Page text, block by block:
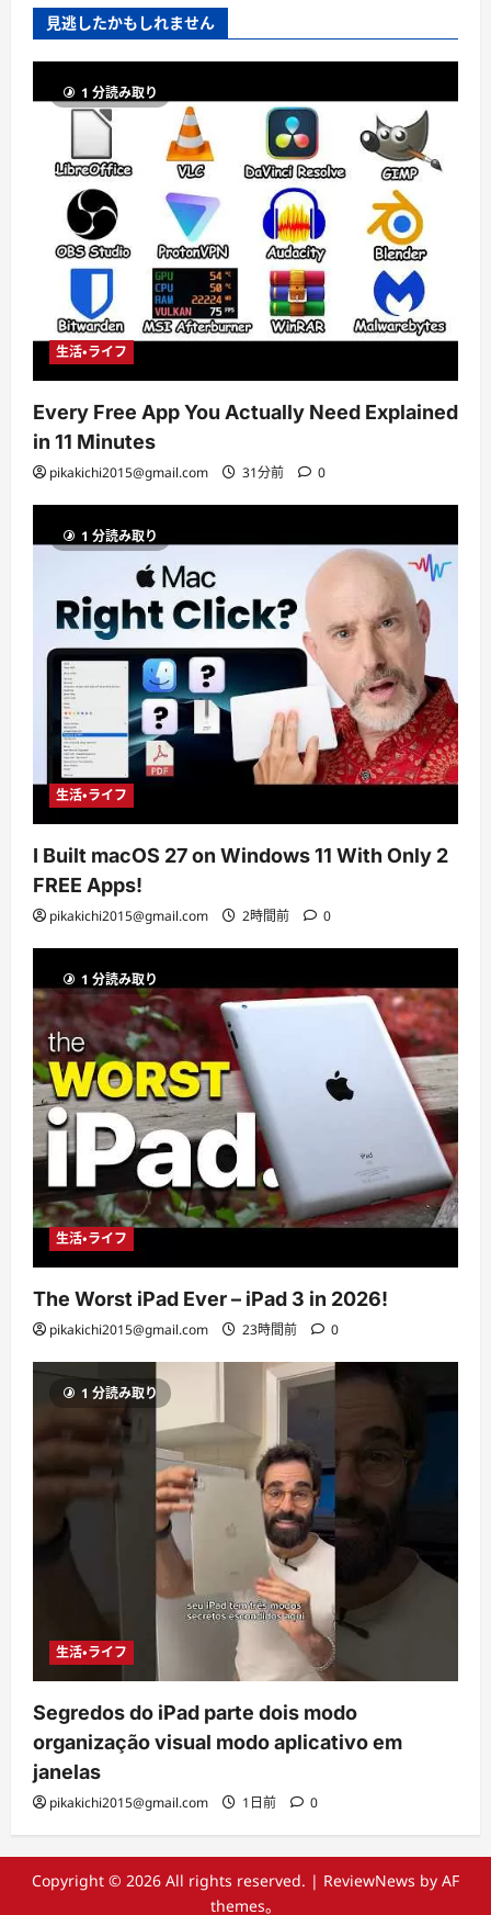
見逃したかもしれません
1 分読み取り
生活・ライフ
Every Free App You Actually Need Explained
in 11 Minutes
pikakichi2015@gmail.com 31分前 0
1 分読み取り
生活・ライフ
I Built macOS 27 on Windows 11 With Only 2
FREE Apps!
pikakichi2015@gmail.com 2時間前 0
1 分読み取り
生活・ライフ
The Worst iPad Ever – iPad 3 in 2026!
pikakichi2015@gmail.com 23時間前 0
1 分読み取り
生活・ライフ
Segredos do iPad parte dois modo
organização visual modo aplicativo em
janelas
pikakichi2015@gmail.com 1日前 0
Copyright © 2026 All rights reserved. | ReviewNews by AF
themes。